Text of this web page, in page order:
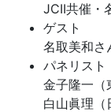
JCII共催・
ゲスト
名取美和さ
パネリスト
金子隆一（
白山眞理